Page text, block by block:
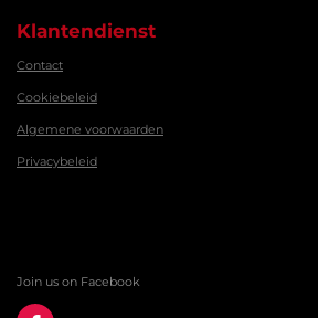
Klantendienst
Contact
Cookiebeleid
Algemene voorwaarden
Privacybeleid
Join us on Facebook